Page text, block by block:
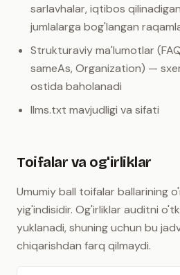
sarlavhalar, iqtibos
jumlalarga bog'langan
Strukturaviy ma'lumotlar
sameAs, Organization) —
ostida baholanadi
llms.txt mavjudligi va sifati
Toifalar va og'irliklar
Umumiy ball toifalar ballarining
yig'indisidir. Og'irliklar auditni
yuklanadi, shuning uchun bu
chiqarishdan farq qilmaydi.